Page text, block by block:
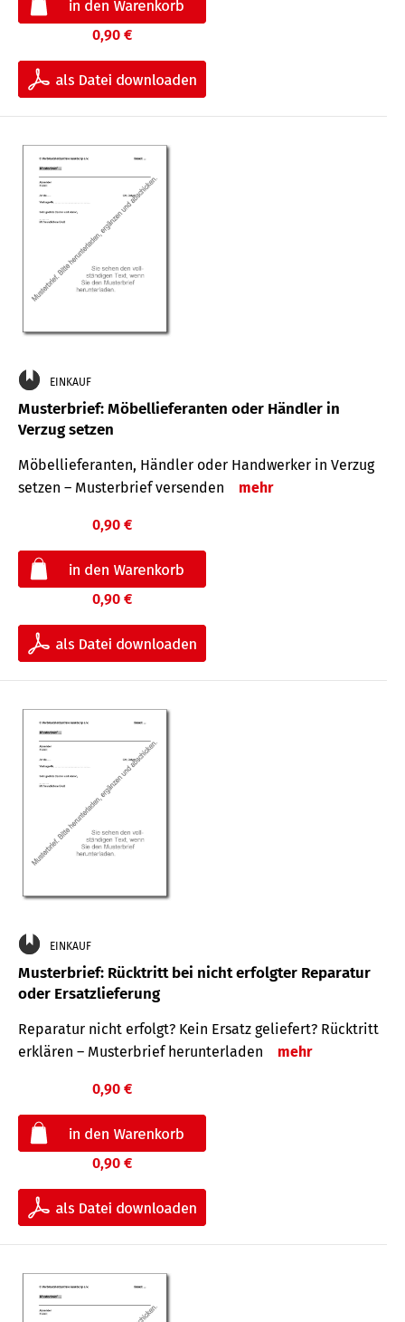
0,90 €
EINKAUF
Musterbrief: Möbellieferanten oder Händler in
Verzug setzen
Möbellieferanten, Händler oder Handwerker in Verzug
setzen – Musterbrief versenden
mehr
0,90 €
0,90 €
EINKAUF
Musterbrief: Rücktritt bei nicht erfolgter Reparatur
oder Ersatzlieferung
Reparatur nicht erfolgt? Kein Ersatz geliefert? Rücktritt
erklären – Musterbrief herunterladen
mehr
0,90 €
0,90 €